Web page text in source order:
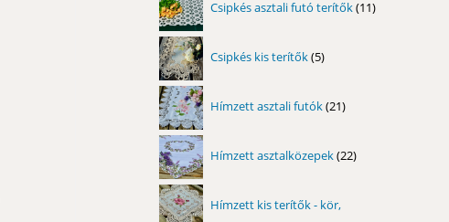
Csipkés asztali futó terítők 11
termék
Csipkés kis terítők 5
termék
Hímzett asztali futók 21
termék
Hímzett asztalközepek 22
termék
Hímzett kis terítők - kör,